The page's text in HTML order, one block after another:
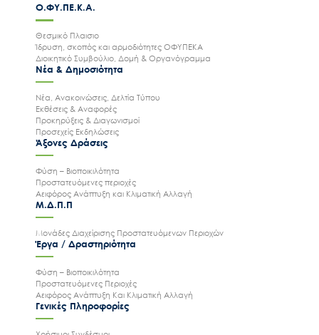
Ο.ΦΥ.ΠΕ.Κ.Α.
Θεσμικό Πλαισιο
Ίδρυση, σκοπός και αρμοδιότητες ΟΦΥΠΕΚΑ
Διοικητικό Συμβούλιο, Δομή & Οργανόγραμμα
Νέα & Δημοσιότητα
Νέα, Ανακοινώσεις, Δελτία Τύπου
Εκθέσεις & Αναφορές
Προκηρύξεις & Διαγωνισμοί
Προσεχείς Εκδηλώσεις
Άξονες Δράσεις
Φύση – Βιοποικιλότητα
Προστατευόμενες περιοχές
Αειφόρος Ανάπτυξη και Κλιματική Αλλαγή
Μ.Δ.Π.Π
Μονάδες Διαχείρισης Προστατευόμενων Περιοχών
Έργα / Δραστηριότητα
Φύση – Βιοποικιλότητα
Προστατευόμενες Περιοχές
Αειφόρος Ανάπτυξη Και Κλιματική Αλλαγή
Γενικές Πληροφορίες